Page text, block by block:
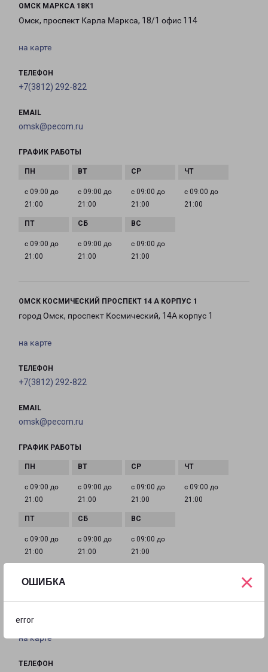
ОШИБКА
error
×
ОМСК МАРКСА 18К1
Омск, проспект Карла Маркса, 18/1 офис 114
на карте
ТЕЛЕФОН
+7(3812) 292-822
EMAIL
omsk@pecom.ru
ГРАФИК РАБОТЫ
с 09:00 до
21:00
с 09:00 до
21:00
с 09:00 до
21:00
с 09:00 до
21:00
с 09:00 до
21:00
с 09:00 до
21:00
с 09:00 до
21:00
ОМСК КОСМИЧЕСКИЙ ПРОСПЕКТ 14 А КОРПУС 1
город Омск, проспект Космический, 14А корпус 1
на карте
ТЕЛЕФОН
+7(3812) 292-822
EMAIL
omsk@pecom.ru
ГРАФИК РАБОТЫ
с 09:00 до
21:00
с 09:00 до
21:00
с 09:00 до
21:00
с 09:00 до
21:00
с 09:00 до
21:00
с 09:00 до
21:00
с 09:00 до
21:00
на карте
ТЕЛЕФОН